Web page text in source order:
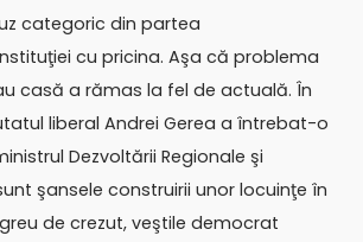
categoric din partea
cu pricina. Aşa că problema
casă a rămas la fel de actuală. În
liberal Andrei Gerea a întrebat-o
Dezvoltării Regionale şi
şansele construirii unor locuinţe în
de crezut, veştile democrat